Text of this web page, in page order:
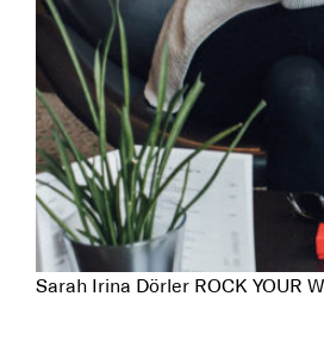
Sarah Irina Dörler ROCK YOUR